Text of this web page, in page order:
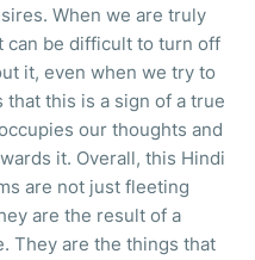
When we are truly
can be difficult to turn off
it, even when we try to
this is a sign of a true
our thoughts and
it. Overall, this Hindi
are not just fleeting
are the result of a
They are the things that